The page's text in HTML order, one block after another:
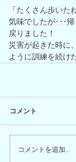
「たくさん歩いた
気味でしたが･･･
戻りました！
災害が起きた時に
ように訓練を続け
コメント
コメントを追加…